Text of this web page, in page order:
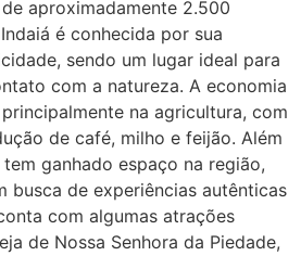
aproximadamente 2.500
é conhecida por sua
sendo um lugar ideal para
com a natureza. A economia
na agricultura, com
de café, milho e feijão. Além
ganhado espaço na região,
busca de experiências autênticas
com algumas atrações
de Nossa Senhora da Piedade,
nao estou
2026 17:09:20
(1999997****
http://www.proaborto.com)
q seja
2026 17:09:25